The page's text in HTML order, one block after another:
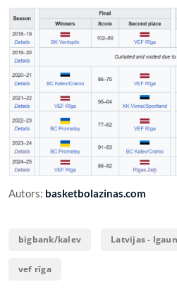
Autors: basketbolazinas.com
bigbank/kalev Latvijas -
vef rīga